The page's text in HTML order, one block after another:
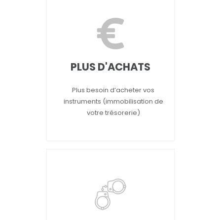
PLUS D'ACHATS
Plus besoin d’acheter vos
instruments (immobilisation de
votre trésorerie)